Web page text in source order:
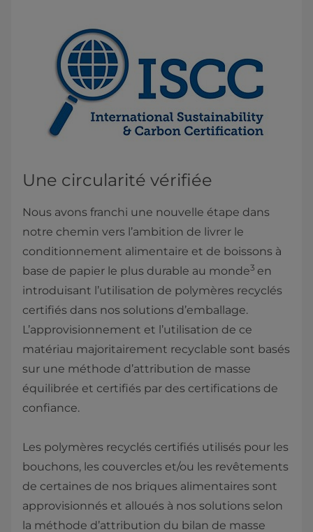
Une circularité vérifiée
Nous avons franchi une nouvelle étape dans
notre chemin vers l’ambition de livrer le
conditionnement alimentaire et de boissons à
base de papier le plus durable au monde3 en
introduisant l’utilisation de polymères recyclés
certifiés dans nos solutions d’emballage.
L’approvisionnement et l’utilisation de ce
matériau majoritairement recyclable sont basés
sur une méthode d’attribution de masse
équilibrée et certifiés par des certifications de
confiance.
Les polymères recyclés certifiés utilisés pour les
bouchons, les couvercles et/ou les revêtements
de certaines de nos briques alimentaires sont
approvisionnés et alloués à nos solutions selon
la méthode d’attribution du bilan de masse